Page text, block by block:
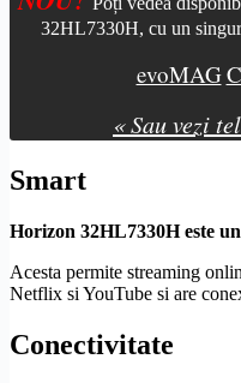
32HL7330H, cu un
evoMAG
« Sau vezi
Smart
Horizon 32HL7330H este un
Acesta permite streaming
Netflix si YouTube si are
Conectivitate